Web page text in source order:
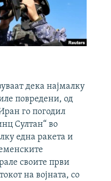
дека најмалку
повредени, од
го погодил
Султан“ во
една ракета и
своите први
на војната, со